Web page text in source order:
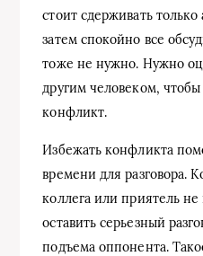
стоит сдерживать
затем спокойно все
тоже не нужно. Нужно
другим человеком,
конфликт.
Избежать конфликта
времени для разговора.
коллега или приятель не
оставить серьезный
подъема оппонента.